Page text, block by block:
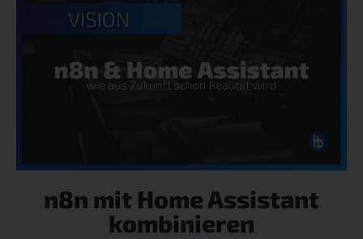
n8n mit Home Assistant
kombinieren